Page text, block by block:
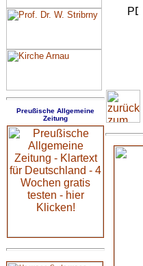
Preußische Allgemeine
Zeitung